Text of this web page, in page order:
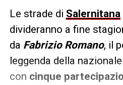
Le strade di Salernitana
divideranno a fine
da Fabrizio Romano, il
leggenda della
con cinque